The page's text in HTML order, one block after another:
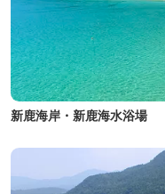
新鹿海岸・新鹿海水浴場